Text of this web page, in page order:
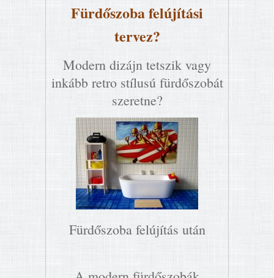
Fürdőszoba felújítási
tervez?
Modern dizájn tetszik vagy
inkább retro stílusú fürdőszobát
szeretne?
Fürdőszoba felújítás után